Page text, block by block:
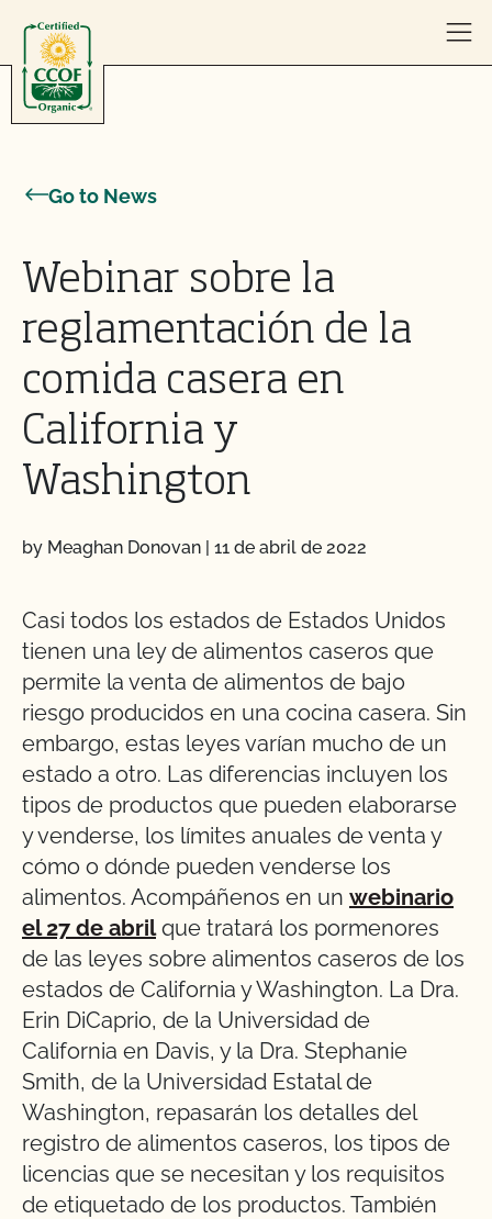
Go to News
Webinar sobre la
reglamentación de la
comida casera en
California y
Washington
by Meaghan Donovan | 11 de abril de 2022
Casi todos los estados de Estados Unidos
tienen una ley de alimentos caseros que
permite la venta de alimentos de bajo
riesgo producidos en una cocina casera. Sin
embargo, estas leyes varían mucho de un
estado a otro. Las diferencias incluyen los
tipos de productos que pueden elaborarse
y venderse, los límites anuales de venta y
cómo o dónde pueden venderse los
alimentos. Acompáñenos en un webinario
el 27 de abrilque tratará los pormenores
de las leyes sobre alimentos caseros de los
estados de California y Washington. La Dra.
Erin DiCaprio, de la Universidad de
California en Davis, y la Dra. Stephanie
Smith, de la Universidad Estatal de
Washington, repasarán los detalles del
registro de alimentos caseros, los tipos de
licencias que se necesitan y los requisitos
de etiquetado de los productos. También